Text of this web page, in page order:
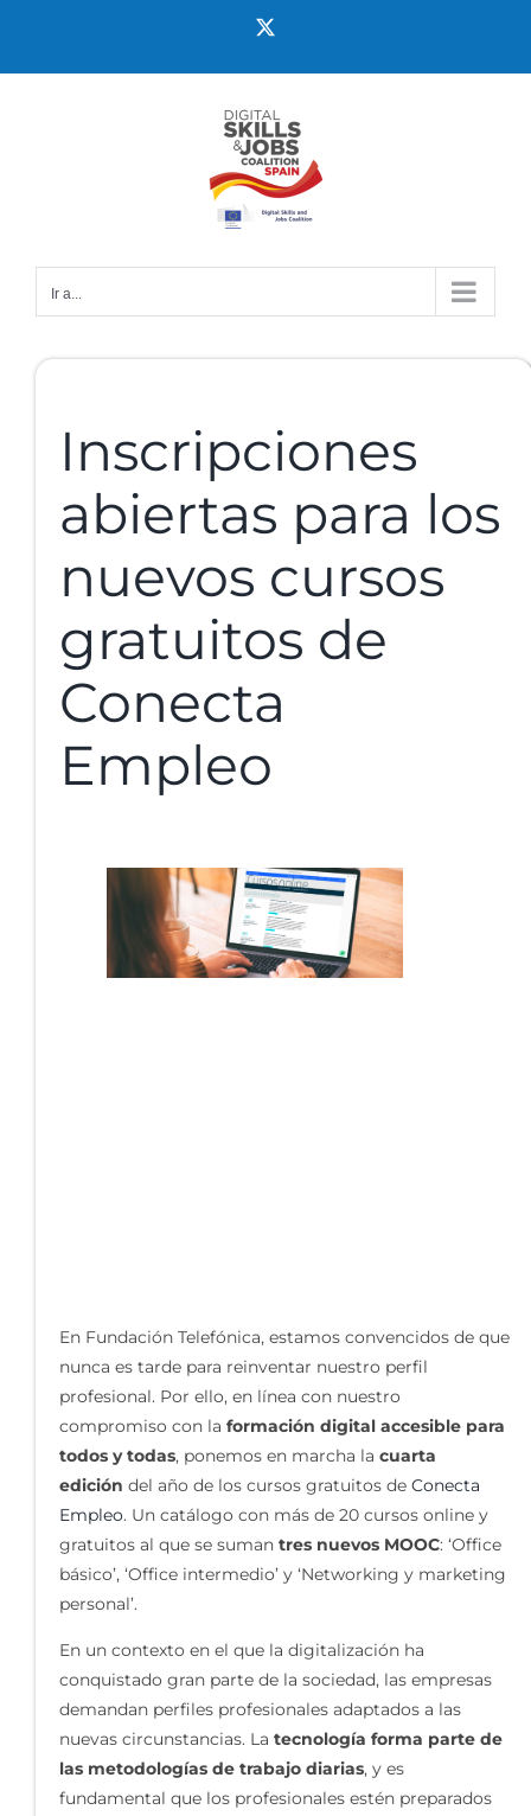
Ir a...
Inscripciones
abiertas para los
nuevos cursos
gratuitos de
Conecta
Empleo
En Fundación Telefónica, estamos convencidos de que
nunca es tarde para reinventar nuestro perfil
profesional. Por ello, en línea con nuestro
compromiso con la formación digital accesible para
todos y todas, ponemos en marcha la cuarta
edición del año de los cursos gratuitos de Conecta
Empleo. Un catálogo con más de 20 cursos online y
gratuitos al que se suman tres nuevos MOOC: ‘Office
básico’, ‘Office intermedio’ y ‘Networking y marketing
personal’.
En un contexto en el que la digitalización ha
conquistado gran parte de la sociedad, las empresas
demandan perfiles profesionales adaptados a las
nuevas circunstancias. La tecnología forma parte de
las metodologías de trabajo diarias, y es
fundamental que los profesionales estén preparados